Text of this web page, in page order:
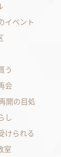
イベント
う
会
開の目処
し
けられる
室